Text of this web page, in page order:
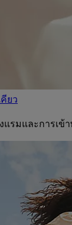
ยว
รมและการเข้